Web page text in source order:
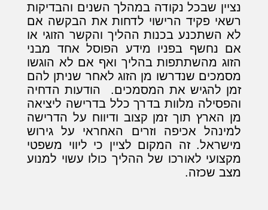
נציין שבכל נקודה במהלך השנים והבדיקות
רשאי פקיד הרישוי לדחות את הבקשה אם
לא השתכנע בכנות ההליך והקשר הזוגי או
אם נחשף בפניו מידע הפוסל אחד מבני
הזוג מהשתתפות בהליך ואף אם לא הוגשו
מסמכים שנדרשו מן הזוג לאחר שניתן להם
זמן להגיש את המסמכים. הודעות הדחיה
והפסילה מלוות בדרך כלל בדרישה ליציאה
מן הארץ תוך זמן קצוב ודיווח על הדרישה
למינהל אכיפה וזרים האחראי על גירוש
מישראל. זה המקום לציין כי ליווי משפטי
מקצועי לאורכו של ההליך כולו עשוי למנוע
מצב שכזה.